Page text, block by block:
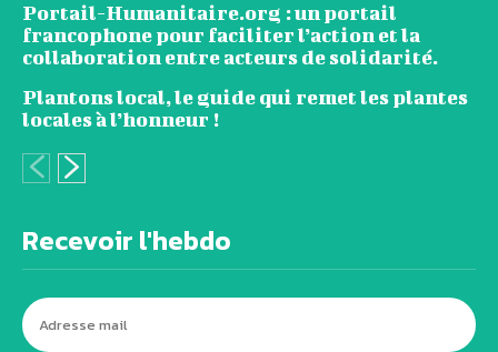
Portail-Humanitaire.org : un portail
francophone pour faciliter l’action et la
collaboration entre acteurs de solidarité.
Plantons local, le guide qui remet les plantes
locales à l’honneur !
Recevoir l'hebdo